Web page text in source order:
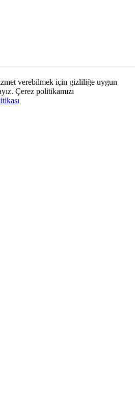
verebilmek için gizliliğe uygun
Çerez politikamızı